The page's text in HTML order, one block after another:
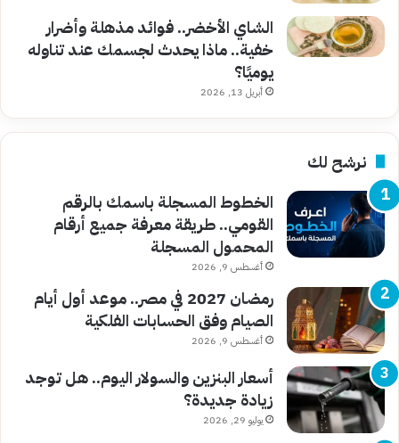
الشاي الأخضر.. فوائد مذهلة وأضرار
خفية.. ماذا يحدث لجسمك عند تناوله
يوميًا؟
أبريل 13, 2026
نرشح لك
الخطوط المسجلة باسمك بالرقم
القومي.. طريقة معرفة جميع أرقام
المحمول المسجلة
أغسطس 9, 2026
رمضان 2027 في مصر.. موعد أول أيام
الصيام وفق الحسابات الفلكية
أغسطس 9, 2026
أسعار البنزين والسولار اليوم.. هل توجد
زيادة جديدة؟
يوليو 29, 2026